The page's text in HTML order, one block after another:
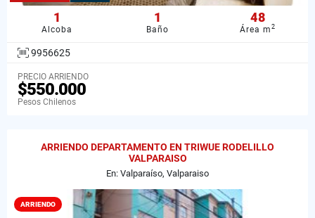
1
Alcoba
1
Baño
48
Área m2
9956625
PRECIO ARRIENDO
$550.000
Pesos Chilenos
ARRIENDO DEPARTAMENTO EN TRIWUE RODELILLO
VALPARAISO
En: Valparaíso, Valparaiso
ARRIENDO